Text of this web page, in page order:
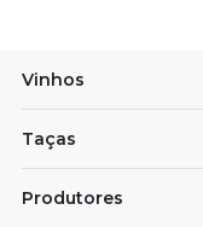
Vinhos
Taças
Produtores